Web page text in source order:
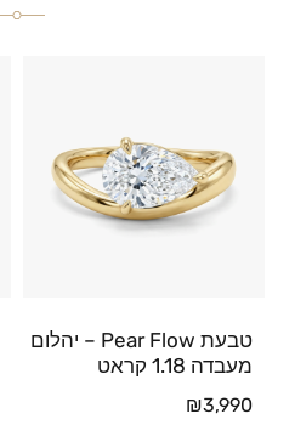
טבעת Pear Flow – יהלום
מעבדה 1.18 קראט
₪3,990